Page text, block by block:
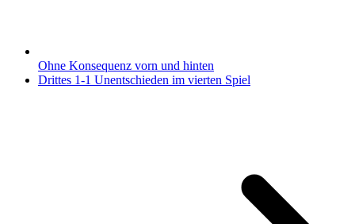
Ohne Konsequenz vorn und hinten
Drittes 1-1 Unentschieden im vierten Spiel